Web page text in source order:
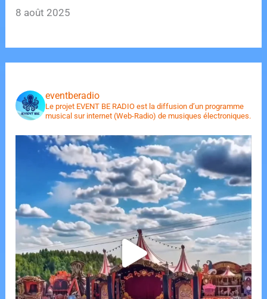
8 août 2025
eventberadio
Le projet EVENT BE RADIO est la diffusion d’un programme
musical sur internet (Web-Radio) de musiques électroniques.